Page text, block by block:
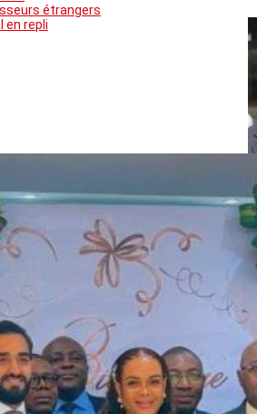
étrangers
en repli